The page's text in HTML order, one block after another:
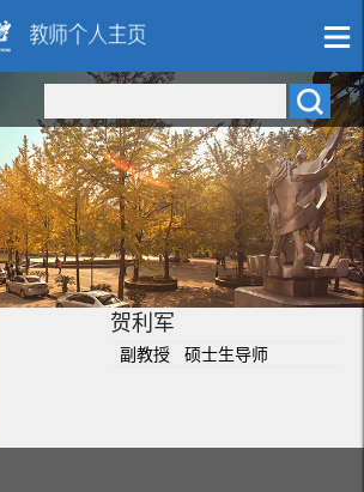
贺利军
副教授 硕士生导师